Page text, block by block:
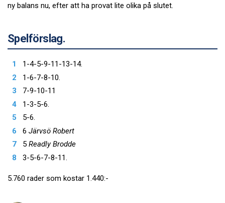
ny balans nu, efter att ha provat lite olika på slutet.
Spelförslag.
1-4-5-9-11-13-14.
1-6-7-8-10.
7-9-10-11
1-3-5-6.
5-6.
6 Järvsö Robert
5 Readly Brodde
3-5-6-7-8-11.
5.760 rader som kostar 1.440:-